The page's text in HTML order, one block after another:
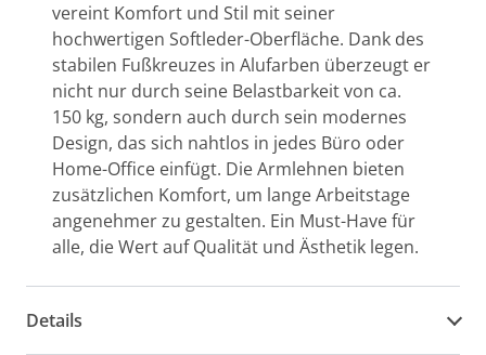
vereint Komfort und Stil mit seiner
hochwertigen Softleder-Oberfläche. Dank des
stabilen Fußkreuzes in Alufarben überzeugt er
nicht nur durch seine Belastbarkeit von ca.
150 kg, sondern auch durch sein modernes
Design, das sich nahtlos in jedes Büro oder
Home-Office einfügt. Die Armlehnen bieten
zusätzlichen Komfort, um lange Arbeitstage
angenehmer zu gestalten. Ein Must-Have für
alle, die Wert auf Qualität und Ästhetik legen.
Details